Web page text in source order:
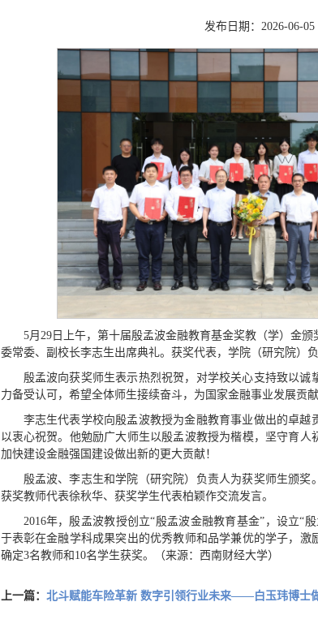
发布日期：2026-06-05
5月29日上午，第十届殷孟波金融教育基金奖教（学）金
委常委、副校长李志生出席典礼。获奖代表，学院（研究院）
殷孟波向获奖师生表示热烈祝贺，对学校关心支持致以诚
力备受认可，希望全体师生接续奋斗，为国家金融事业发展贡献
李志生代表学校向殷孟波教授为金融教育事业做出的卓
以衷心祝贺。他勉励广大师生以殷孟波教授为楷模，坚守育人
加快建设金融强国建设做出新的更大贡献！
殷孟波、李志生和学院（研究院）负责人为获奖师生颁奖
获奖教师代表徐秋华、获奖学生代表柏颖作交流发言。
2016年，殷孟波教授创立“殷孟波金融教育基金”，设立“
于表彰在金融学科成果突出的优秀教师和品学兼优的学子，
确定3名教师和10名学生获奖。（来源：西南财经大学）
上一篇： 北斗赋能车险革新 数字引领行业未来——白玉玮博士